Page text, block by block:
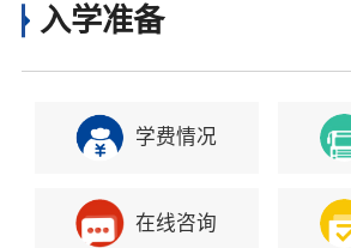
入学准备
学费情况
在线咨询